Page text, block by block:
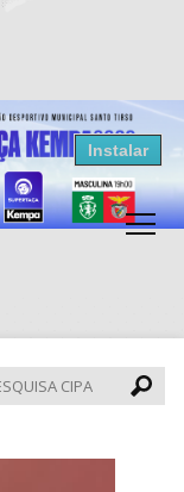
Instalar
CIPA